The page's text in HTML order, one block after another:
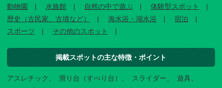
動物園
水族館 自然の中で遊ぶ
体験型スポット
歴史（古民家、古墳など）
海水浴・湖水浴
宿泊
スポーツ
その他のスポット
掲載スポットの主な特徴・ポイント
アスレチック 滑り台（すべり台） スライダー
遊具